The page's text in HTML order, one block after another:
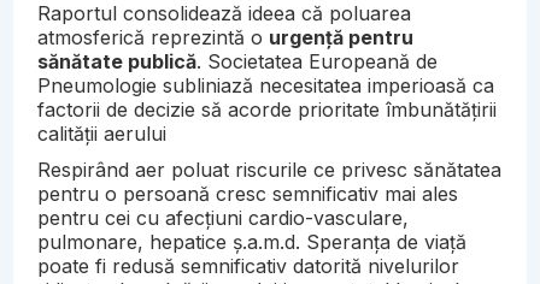
Raportul consolidează ideea că poluarea
atmosferică reprezintă o urgență pentru
sănătate publică. Societatea Europeană de
Pneumologie subliniază necesitatea imperioasă ca
factorii de decizie să acorde prioritate îmbunătățirii
calității aerului
Respirând aer poluat riscurile ce privesc sănătatea
pentru o persoană cresc semnificativ mai ales
pentru cei cu afecțiuni cardio-vasculare,
pulmonare, hepatice ș.a.m.d. Speranța de viață
poate fi redusă semnificativ datorită nivelurilor